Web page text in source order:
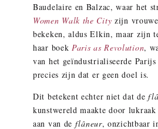
Baudelaire en Balzac, waar het
Women Walk the City zijn
bekeken, aldus Elkin, maar zijn
haar boek Paris as Revolution,
van het geïndustrialiseerde
precies zijn dat er geen doel is.
Dit betekent echter niet dat de
kunstwereld maakte door
aan van de flâneur, onzichtbaar